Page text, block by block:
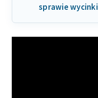
sprawie wycinki